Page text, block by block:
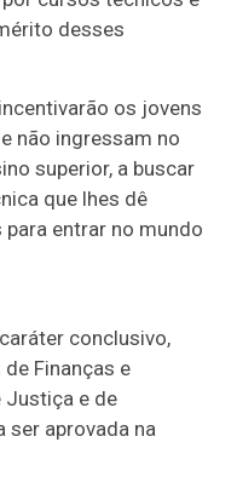
desses
os jovens
não ingressam no
superior, a buscar
que lhes dê
entrar no mundo
caráter conclusivo,
Finanças e
Justiça e de
ser aprovada na